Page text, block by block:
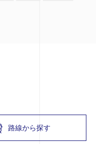
路線から探す